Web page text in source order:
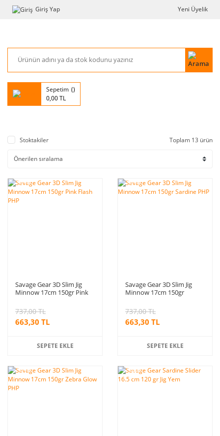
Giriş Yap Yeni Üyelik
Sepetim
0,00 TL
Stoktakiler Toplam 13 ürün
%10
indirim
Savage Gear 3D Slim Jig
Minnow 17cm 150gr Pink
663,30 TL
737,00 TL
SEPETE EKLE
%10
indirim
Savage Gear 3D Slim Jig
Minnow 17cm 150gr
663,30 TL
737,00 TL
SEPETE EKLE
%10
indirim
%20
indirim